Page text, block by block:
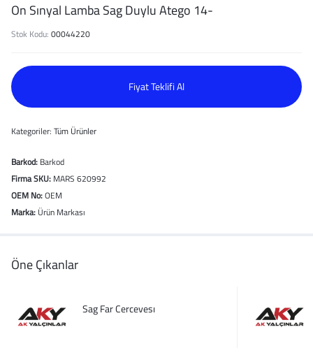
On Sınyal Lamba Sag Duylu Atego 14-
Stok Kodu: 00044220
Fiyat Teklifi Al
Kategoriler: Tüm Ürünler
Barkod: Barkod
Firma SKU: MARS 620992
OEM No:OEM
Marka: Ürün Markası
Öne Çıkanlar
Sag Far Cercevesı